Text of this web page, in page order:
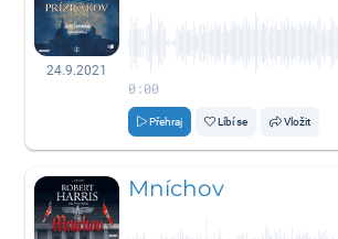
24.9.2021
0:00
Přehraj Líbí se Vložit
Mníchov